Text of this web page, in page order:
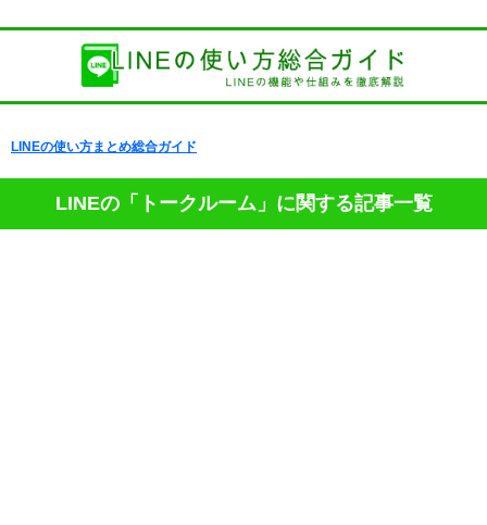
LINEの使い方まとめ総合ガイド
LINEの「トークルーム」に関する記事一覧